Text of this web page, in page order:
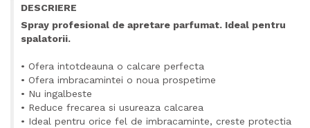
DESCRIERE
Spray profesional de apretare parfumat. Ideal pentru
spalatorii.
• Ofera intotdeauna o calcare perfecta
• Ofera imbracamintei o noua prospetime
• Nu ingalbeste
• Reduce frecarea si usureaza calcarea
• Ideal pentru orice fel de imbracaminte, creste protectia